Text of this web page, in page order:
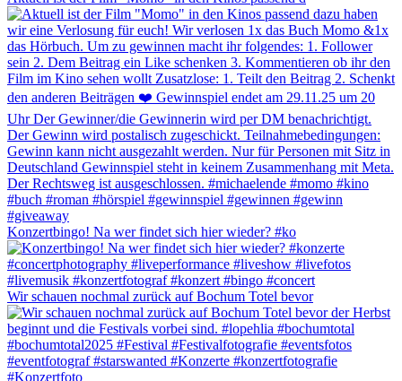
Konzertbingo! Na wer findet sich hier wieder? #ko
Wir schauen nochmal zurück auf Bochum Totel bevor